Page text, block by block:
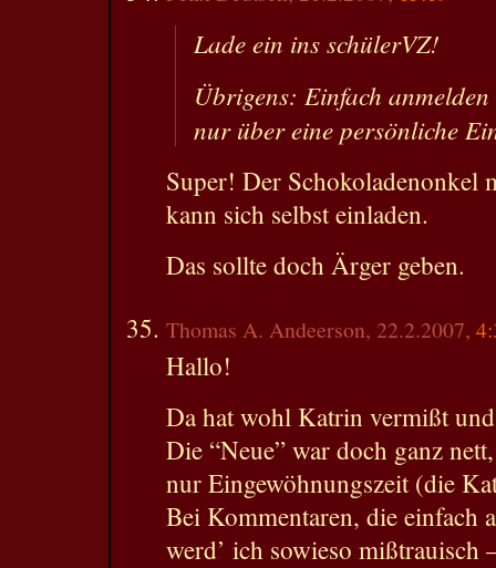
Lade ein ins schülerVZ!
Übrigens: Einfach
nur über eine persönliche
Super! Der Schokoladenonkel
kann sich selbst einladen.
Das sollte doch Ärger geben.
Thomas A. Andeerson, 22.2.2007,
Hallo!
Da hat wohl Katrin vermißt
Die “Neue” war doch ganz
nur Eingewöhnungszeit (die
Bei Kommentaren, die einfach
werd’ ich sowieso mißtrauisch